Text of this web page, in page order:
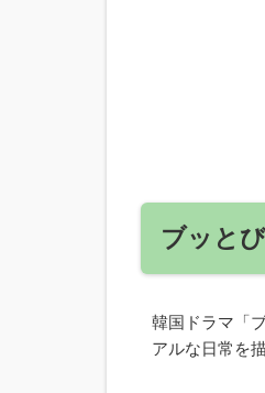
ブッと
韓国ドラマ「
アルな日常を